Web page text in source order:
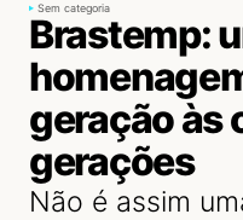
Sem categoria
Brastemp:
geração às
gerações
Não é assim